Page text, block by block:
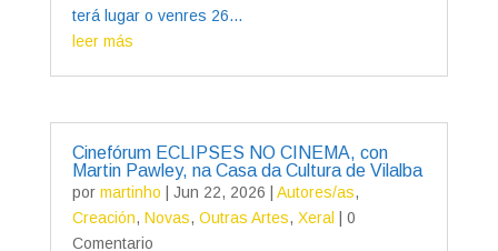
terá lugar o venres 26...
leer más
Cinefórum ECLIPSES NO CINEMA, con
Martin Pawley, na Casa da Cultura de Vilalba
por martinho Jun 22, 2026 Autores/as,
Creación, Novas, Outras Artes, Xeral
| 0
Comentario